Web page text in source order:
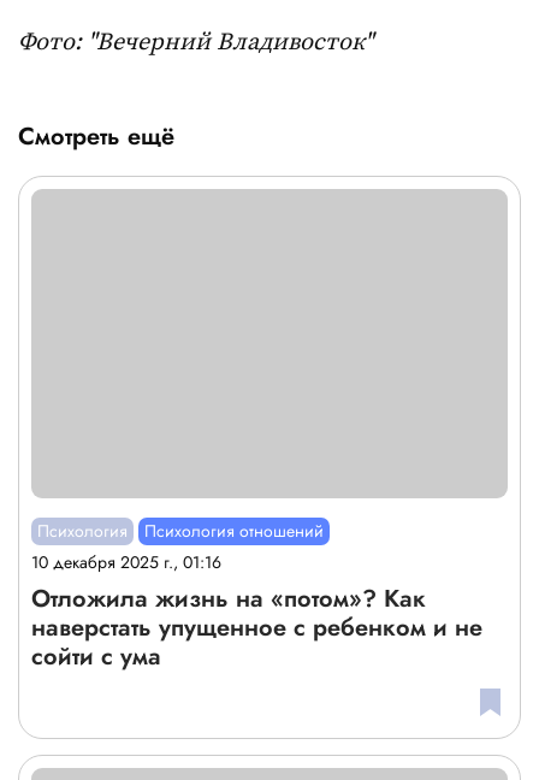
Фото: "Вечерний Владивосток"
Смотреть ещё
Психология
Психология отношений
10 декабря 2025 г., 01:16
Отложила жизнь на «потом»? Как
наверстать упущенное с ребенком и не
сойти с ума